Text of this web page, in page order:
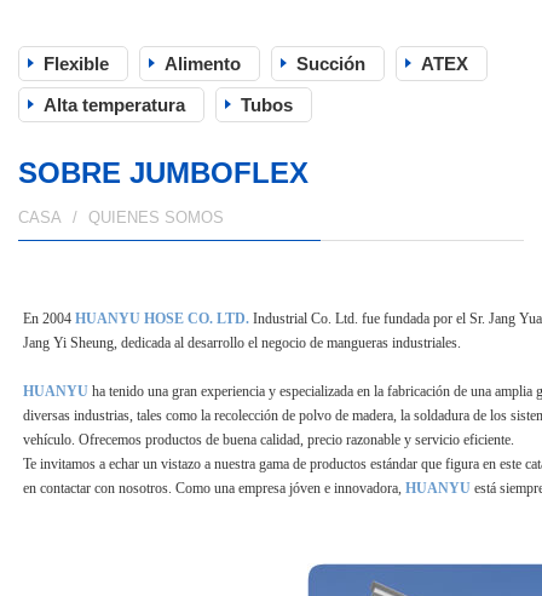
Flexible Alimento Succión
ATEX
Alta temperatura
Tubos
SOBRE JUMBOFLEX
CASA QUIENES SOMOS
En 2004 HUANYU HOSE CO. LTD. Industrial Co. Ltd. fue fundada por el Sr. Jang
Jang Yi Sheung, dedicada al desarrollo el negocio de mangueras industriales.
HUANYU ha tenido una gran experiencia y especializada en la fabricación de una amplia
diversas industrias, tales como la recolección de polvo de madera, la soldadura de los
vehículo. Ofrecemos productos de buena calidad, precio razonable y servicio eficiente.
Te invitamos a echar un vistazo a nuestra gama de productos estándar que figura en este
en contactar con nosotros. Como una empresa jóven e innovadora, HUANYU está